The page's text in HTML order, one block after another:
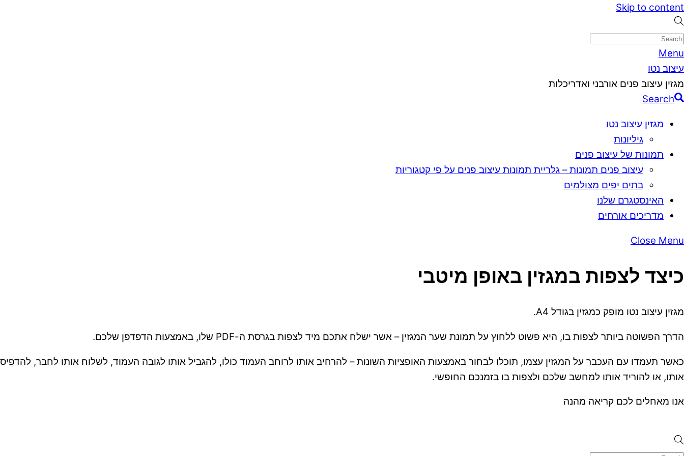
Skip to content
Menu
עיצוב נטו
מגזין עיצוב פנים אורבני ואדריכלות
Search
מגזין עיצוב נטו
גיליונות
תמונות של עיצוב פנים
עיצוב פנים תמונות – גלריית תמונות עיצוב פנים על פי קטגוריות
בתים יפים מצולמים
האינסטגרם שלנו
מדריכים אורחים
Close Menu
כיצד לצפות במגזין באופן מיטבי
מגזין עיצוב נטו מופק כמגזין בגודל A4.
הדרך הפשוטה ביותר לצפות בו, היא פשוט ללחוץ על תמונת שער המגזין – אשר ישלח אתכם מיד לצפות בגרסת ה-PDF שלו, באמצעות הדפדפן שלכם.
כאשר תעמדו עם העכבר על המגזין עצמו, תוכלו לבחור באמצעות האופציות השונות – להרחיב אותו לרוחב העמוד כולו, להגביל אותו לגובה העמוד, לשלוח אותו לחבר, להדפיס
אותו, או להוריד אותו למחשב שלכם ולצפות בו בזמנכם החופשי.
אנו מאחלים לכם קריאה מהנה